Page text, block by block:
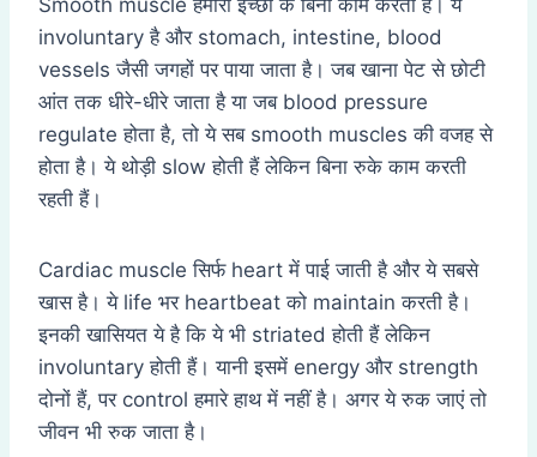
Smooth muscle हमारी इच्छा के बिना काम करता है। ये
involuntary है और stomach, intestine, blood
vessels जैसी जगहों पर पाया जाता है। जब खाना पेट से छोटी
आंत तक धीरे-धीरे जाता है या जब blood pressure
regulate होता है, तो ये सब smooth muscles की वजह से
होता है। ये थोड़ी slow होती हैं लेकिन बिना रुके काम करती
रहती हैं।
Cardiac muscle सिर्फ heart में पाई जाती है और ये सबसे
खास है। ये life भर heartbeat को maintain करती है।
इनकी खासियत ये है कि ये भी striated होती हैं लेकिन
involuntary होती हैं। यानी इसमें energy और strength
दोनों हैं, पर control हमारे हाथ में नहीं है। अगर ये रुक जाएं तो
जीवन भी रुक जाता है।